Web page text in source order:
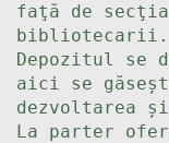
faţă de
bibliotecarii.
Depozitul se
aici se
dezvoltarea
La parter